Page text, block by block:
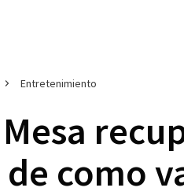
Entretenimiento
como